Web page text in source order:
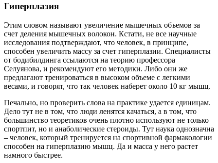
Гиперплазия
Этим словом называют увеличение мышечных объемов за
счет деления мышечных волокон. Кстати, не все научные
исследования подтверждают, что человек, в принципе,
способен увеличить массу за счет гиперплазии. Специалисты
от бодибилдинга ссылаются на теорию профессора
Селуянова, и рекомендуют его методики. Либо они же
предлагают тренироваться в высоком объеме с легкими
весами, и говорят, что так человек наберет около 10 кг мышц.
Печально, но проверить слова на практике удается единицам.
Дело тут не в том, что люди ленятся качаться, а в том, что
большинство теоретиков очень плотно используют не только
спортпит, но и анаболические стероиды. Тут наука однозначна
– человек, который тренируется на спортивной фармакологии
способен на гиперплазию мышц. Да и масса у него растет
намного быстрее.